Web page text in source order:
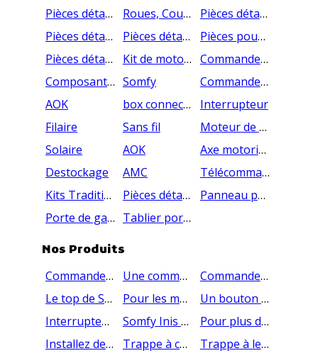
Pièces détachées pour lames de volet roulant Roues, Couronnes, Support moteur - Pièces du volet roulant motorisé
Pièces détachées pour volet roulant à sangle
Pièces détachées pour volet roulant à manivelle
Pièces détachées pour volet roulant à tirage direct
Pièces pour fixation "Traditionnelle"
Pièces détachées pour portes de garage enroulable
Kit de motorisation pour porte de garage enroulable
Commande porte de garage enroulable
Composant porte de garage enroulable Somfy
Commandes et télécommandes AMC
AOK
box connectée
Interrupteur
Filaire
Sans fil
Moteur de volet roulant Somfy
Solaire
AOK
Axe motorisé pour volet roulant
Destockage
AMC
Télécommande
Kits Traditionnels prêts à monter
Pièces détachées pour système de fixation traditionnel
Panneau pour porte sectionnelle
Porte de garage enroulement plafond
Tablier porte de garage enroulable
Nos Produits
Commandez 4 volets roulants avec une seule télécommande Une commande radio pour activer vos volets roulants
Commande groupée pour vos volets électriques SOMFY
Le top de Somfy: la télécommande Telis 4
Pour les moteurs filaires : un bouton de commande
Un bouton de commande en applique pour votre volet
Interrupteur volet roulant Somfy - Inverseur filaire INIS PF
Somfy Inis Mounted Box INIS SAILLIE PF : bouton de commande étroit pour moteur filaire
Pour plus de sécurité : un boitier de commande à clef
Installez des hublots sur votre porte de garage
Trappe à chat pour porte de garage sectionnelle
Trappe à lettre pour panneau 40 mm